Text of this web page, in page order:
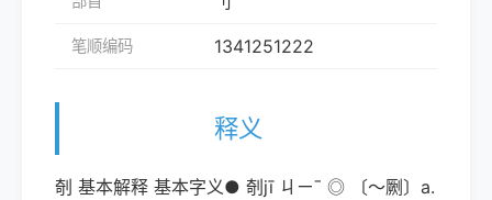
笔顺编码 1341251222
释义
剞 基本解释 基本字义● 剞jī ㄐㄧˉ ◎ 〔～劂〕a.